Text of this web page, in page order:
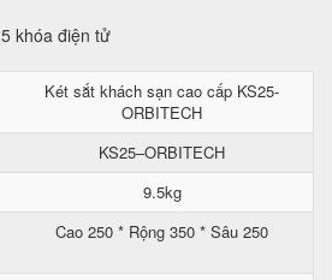
Két sắt khách sạn cao cấp KS25-
ORBITECH
KS25–ORBITECH
9.5kg
Cao 250 * Rộng 350 * Sâu 250